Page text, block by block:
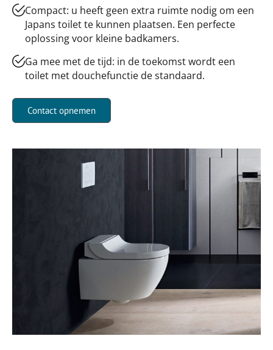
Compact: u heeft geen extra ruimte nodig om een
Japans toilet te kunnen plaatsen. Een perfecte
oplossing voor kleine badkamers.
Ga mee met de tijd: in de toekomst wordt een
toilet met douchefunctie de standaard.
Contact opnemen